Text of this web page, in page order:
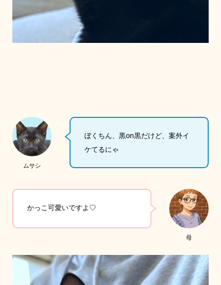
ムサシ
ぼくちん、黒on黒だけど、案外イ
ケてるにゃ
母
かっこ可愛いですよ♡